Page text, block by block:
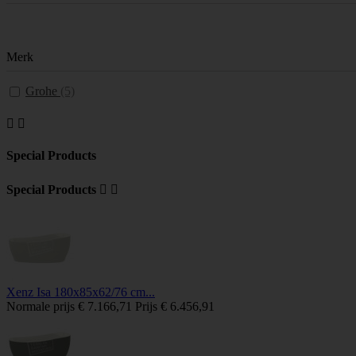
Merk
Grohe
 
Special Products
Special Products  
Xenz Isa 180x85x62/76 cm...
Normale prijs € 7.166,71 Prijs € 6.456,91